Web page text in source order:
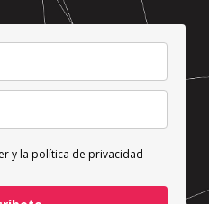
y la política de privacidad